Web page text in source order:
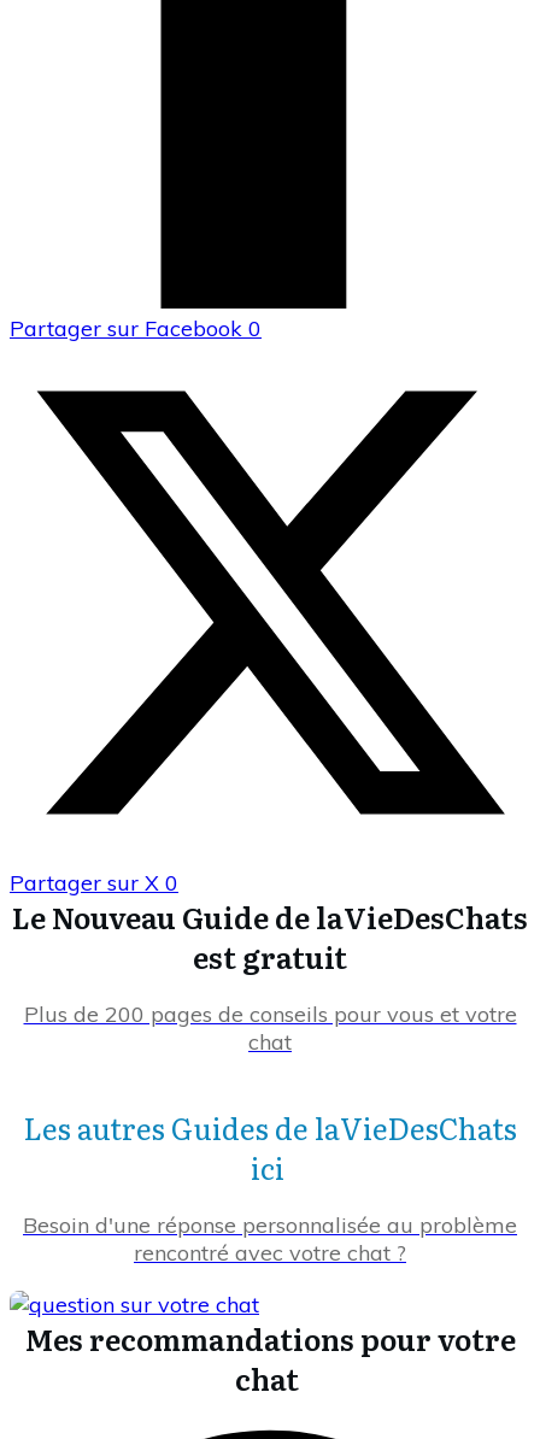
Partager sur Facebook 0
Partager sur X 0
Le Nouveau Guide de laVieDesChats
est gratuit
Plus de 200 pages de conseils pour vous et votre
chat
Les autres Guides de laVieDesChats
ici
Besoin d'une réponse personnalisée au problème
rencontré avec votre chat ?
Mes recommandations pour votre
chat